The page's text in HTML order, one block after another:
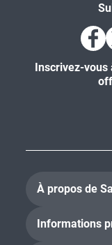
Inscrivez-vous
À propos de
Informations